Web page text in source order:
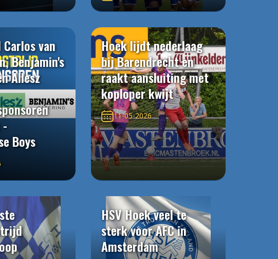
Carlos van
Benjamin's
Allesz
-
Boys
Hoek lijdt nederlaag
bij Barendrecht en
raakt aansluiting met
koploper kwijt
11-05-2026
HSV Hoek veel te
sterk voor AFC in
Amsterdam